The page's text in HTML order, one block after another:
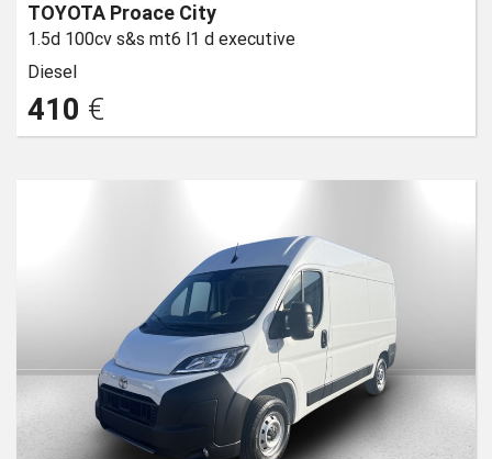
TOYOTA Proace City
1.5d 100cv s&s mt6 l1 d executive
Diesel
410 €